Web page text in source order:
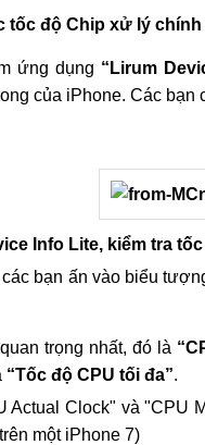
tốc độ Chip xử lý chính
ứng dụng “Lirum
của iPhone. Các bạn
Info Lite, kiểm tra
bạn ấn vào biểu
trọng nhất, đó là
“Tốc độ CPU tối đa”.
Actual Clock" và "CPU
một iPhone 7)